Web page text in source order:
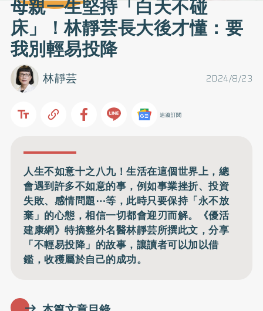
母親一生堅持「白天不碰
床」！林靜芸長大後才懂：要
我別輕易投降
2024/8/23
林靜芸
追蹤訂閱
人生不如意十之八九！生活在這個世界上，總
會遇到許多不如意的事，例如事業挫折、投資
失敗、感情問題⋯等，此時只要保持「永不放
棄」的心態，相信一切都會迎刃而解。《優活
建康網》特摘整外名醫林靜芸所撰此文，分享
「不輕易投降」的故事，讓讀者可以加以借
鑑，收穫屬於自己的成功。